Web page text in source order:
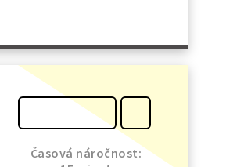
Časová náročnost: